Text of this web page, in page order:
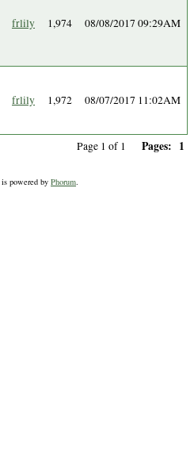
frlily 1,974 08/08/2017 09:29AM
frlily 1,972 08/07/2017 11:02AM
Page 1 of 1 Pages: 1
is powered by Phorum.